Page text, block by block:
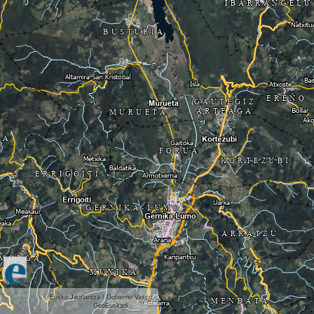
Eusko Jaurlaritza / Gobierno Vasco.
GeoEuskadi Otros...